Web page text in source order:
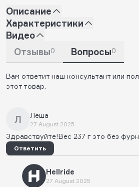
Описание
Характеристики
Видео
Отзывы0 Вопросы0
Вам ответит наш консультант или
этот товар.
Л Лёша
27 August 2025
Здравствуйте!Вес 237 г это без
Ответить
Hellride
27 August 2025